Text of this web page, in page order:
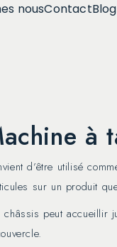
nousContactBlog
à
d’être utilisé
sur un produit
châssis peut accueillir